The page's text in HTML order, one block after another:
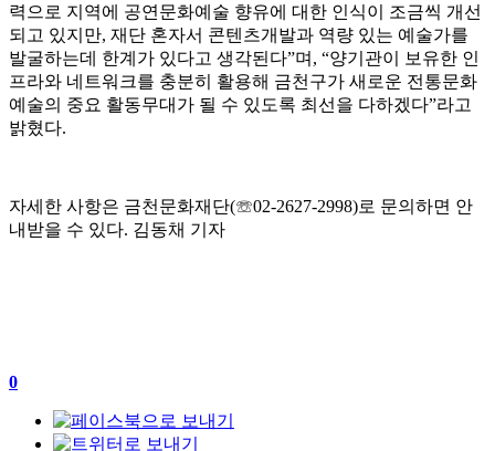
력으로 지역에 공연문화예술 향유에 대한 인식이 조금씩 개선
되고 있지만, 재단 혼자서 콘텐츠개발과 역량 있는 예술가를
발굴하는데 한계가 있다고 생각된다”며 , “양기관이 보유한 인
프라와 네트워크를 충분히 활용해 금천구가 새로운 전통문화
예술의 중요 활동무대가 될 수 있도록 최선을 다하겠다”라고
밝혔다.
자세한 사항은 금천문화재단(☏02-2627-2998)로 문의하면 안
내받을 수 있다. 김동채 기자
0